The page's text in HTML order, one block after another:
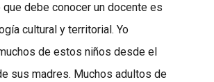
que debe conocer un docente es
cultural y territorial. Yo
de estos niños desde el
sus madres. Muchos adultos de